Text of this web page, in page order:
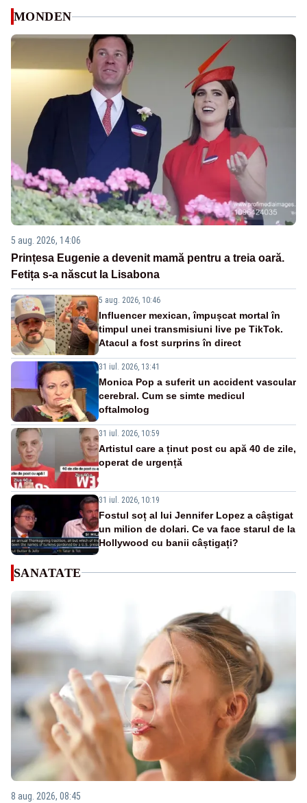
MONDEN
5 aug. 2026, 14:06
Prințesa Eugenie a devenit mamă pentru a treia oară.
Fetița s-a născut la Lisabona
5 aug. 2026, 10:46
Influencer mexican, împușcat mortal în
timpul unei transmisiuni live pe TikTok.
Atacul a fost surprins în direct
31 iul. 2026, 13:41
Monica Pop a suferit un accident vascular
cerebral. Cum se simte medicul
oftalmolog
31 iul. 2026, 10:59
Artistul care a ținut post cu apă 40 de zile,
operat de urgență
31 iul. 2026, 10:19
Fostul soț al lui Jennifer Lopez a câștigat
un milion de dolari. Ce va face starul de la
Hollywood cu banii câștigați?
SANATATE
8 aug. 2026, 08:45